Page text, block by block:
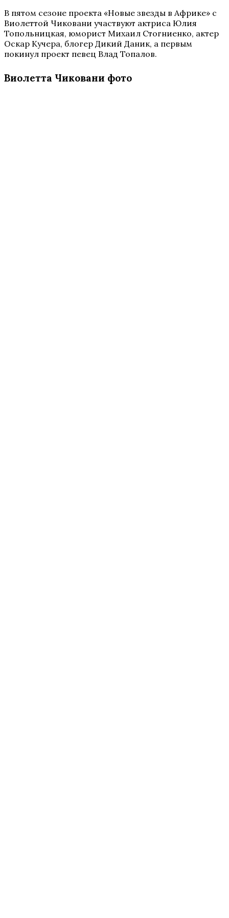
В пятом сезоне проекта «Новые звезды в Африке» с
Виолеттой Чиковани участвуют актриса Юлия
Топольницкая, юморист Михаил Стогниенко, актер
Оскар Кучера, блогер Дикий Даник, а первым
покинул проект певец Влад Топалов.
Виолетта Чиковани фото